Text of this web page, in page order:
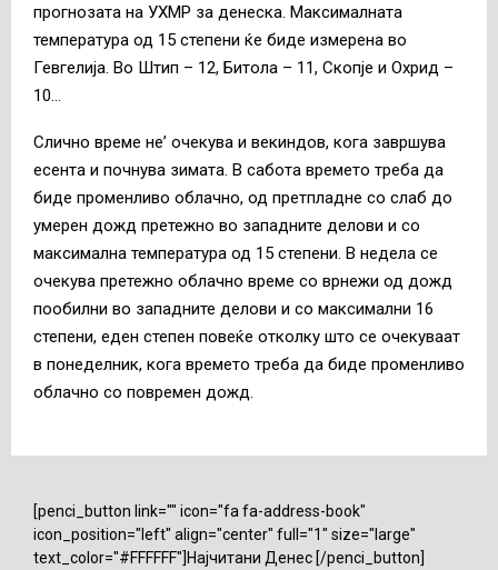
прогнозата на УХМР за денеска. Максималната
температура од 15 степени ќе биде измерена во
Гевгелија. Во Штип – 12, Битола – 11, Скопје и Охрид –
10…
Слично време не’ очекува и векиндов, кога завршува
есента и почнува зимата. В сабота времето треба да
биде променливо облачно, од претпладне со слаб до
умерен дожд претежно во западните делови и со
максимална температура од 15 степени. В недела се
очекува претежно облачно време со врнежи од дожд
пообилни во западните делови и со максимални 16
степени, еден степен повеќе отколку што се очекуваат
в понеделник, кога времето треба да биде променливо
облачно со повремен дожд.
[penci_button link="" icon="fa fa-address-book"
icon_position="left" align="center" full="1" size="large"
text_color="#FFFFFF"]Најчитани Денес [/penci_button]